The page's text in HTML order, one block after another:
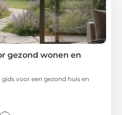
gezond wonen en
gids voor een gezond huis en